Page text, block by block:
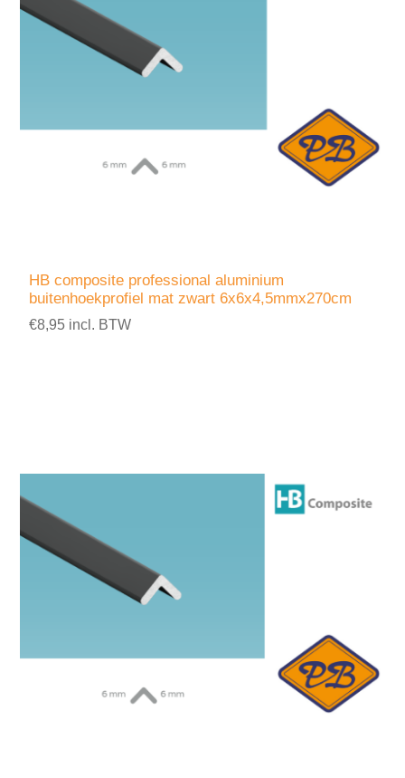
HB composite professional aluminium
buitenhoekprofiel mat zwart 6x6x4,5mmx270cm
€8,95 incl. BTW